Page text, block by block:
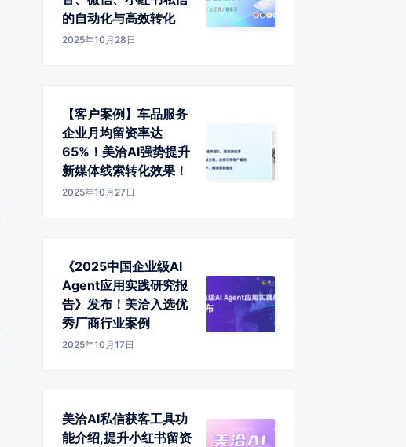
的自动化与高效转化
2025年10月28日
【客户案例】车品服务
企业月均留资率达
65%！美洽AI强势提升
新媒体线索转化效果！
2025年10月27日
《2025中国企业级AI
Agent应用实践研究报
告》发布！美洽入选优
秀厂商行业案例
2025年10月17日
美洽AI私信获客工具功
能介绍,提升小红书留资